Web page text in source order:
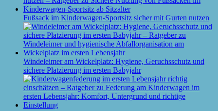
Fußsack im Kinderwagen-Sportsitz sicher mit Gurten nutzen
Windeleimer am Wickelplatz: Hygiene, Geruchsschutz und
sichere Platzierung im ersten Babyjahr